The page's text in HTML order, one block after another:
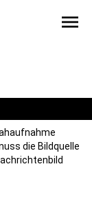
menu
die Bildquelle